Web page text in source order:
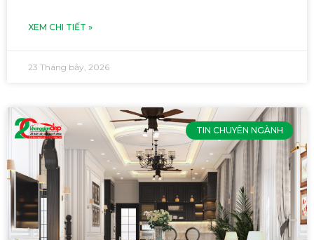
XEM CHI TIẾT »
23 Tháng bảy, 2026
TIN CHUYÊN NGÀNH